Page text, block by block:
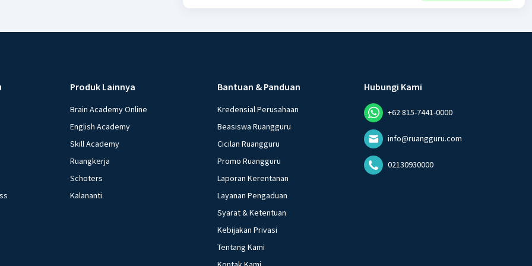
Produk Lainnya
Brain Academy Online
English Academy
Skill Academy
Ruangkerja
Schoters
Kalananti
Bantuan & Panduan
Kredensial Perusahaan
Beasiswa Ruangguru
Cicilan Ruangguru
Promo Ruangguru
Laporan Kerentanan
Layanan Pengaduan
Syarat & Ketentuan
Kebijakan Privasi
Tentang Kami
Hubungi Kami
+62 815-7441-0000
info@ruangguru.com
02130930000